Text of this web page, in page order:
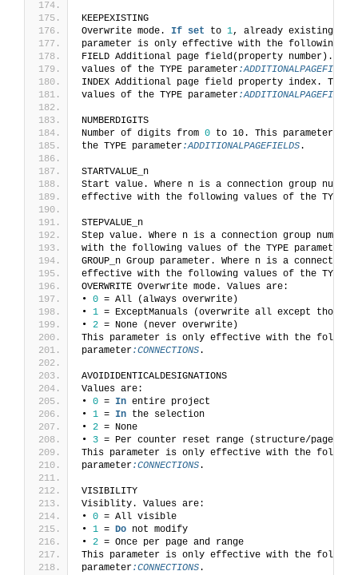
KEEPEXISTING
Overwrite mode. If set to 1, already existing
parameter is only effective with the following
FIELD Additional page field(property number).
values of the TYPE parameter:ADDITIONALPAGEFIELDS
INDEX Additional page field property index.
values of the TYPE parameter:ADDITIONALPAGEFIELDS
NUMBERDIGITS
Number of digits from 0 to 10. This parameter
the TYPE parameter:ADDITIONALPAGEFIELDS.
STARTVALUE_n
Start value. Where n is a connection group
effective with the following values of the TYPE
STEPVALUE_n
Step value. Where n is a connection group number
with the following values of the TYPE parameter
GROUP_n Group parameter. Where n is a connection
effective with the following values of the TYPE
OVERWRITE Overwrite mode. Values are:
• 0 = All (always overwrite)
• 1 = ExceptManuals (overwrite all except those,
• 2 = None (never overwrite)
This parameter is only effective with the
parameter:CONNECTIONS.
AVOIDIDENTICALDESIGNATIONS
Values are:
• 0 = In entire project
• 1 = In the selection
• 2 = None
• 3 = Per counter reset range (structure/page)
This parameter is only effective with the
parameter:CONNECTIONS.
VISIBILITY
Visiblity. Values are:
• 0 = All visible
• 1 = Do not modify
• 2 = Once per page and range
This parameter is only effective with the
parameter:CONNECTIONS.